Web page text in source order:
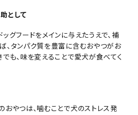
として
グフードをメインに与えたうえで、補
、タンパク質を豊富に含むおやつがお
も、味を変えることで愛犬が食べてく
おやつは、噛むことで犬のストレス発